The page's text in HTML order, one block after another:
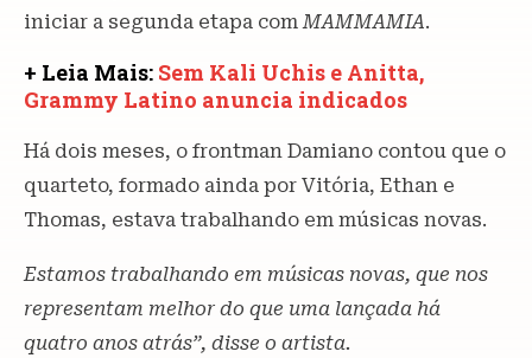
iniciar a segunda etapa comMAMMAMIA.
+ Leia Mais: Sem Kali Uchis e Anitta,
Grammy Latino anuncia indicados
Há dois meses, o frontman Damiano contou que o
quarteto, formado ainda por Vitória, Ethan e
Thomas, estava trabalhando em músicas novas.
Estamos trabalhando em músicas novas, que nos
representam melhor do que uma lançada há
quatro anos atrás”, disse o artista.